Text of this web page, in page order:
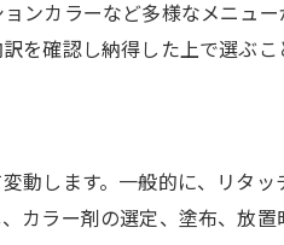
ンカラーなど多様なメニュ
を確認し納得した上で選ぶこ
動します。一般的に、リタ
カラー剤の選定、塗布、放